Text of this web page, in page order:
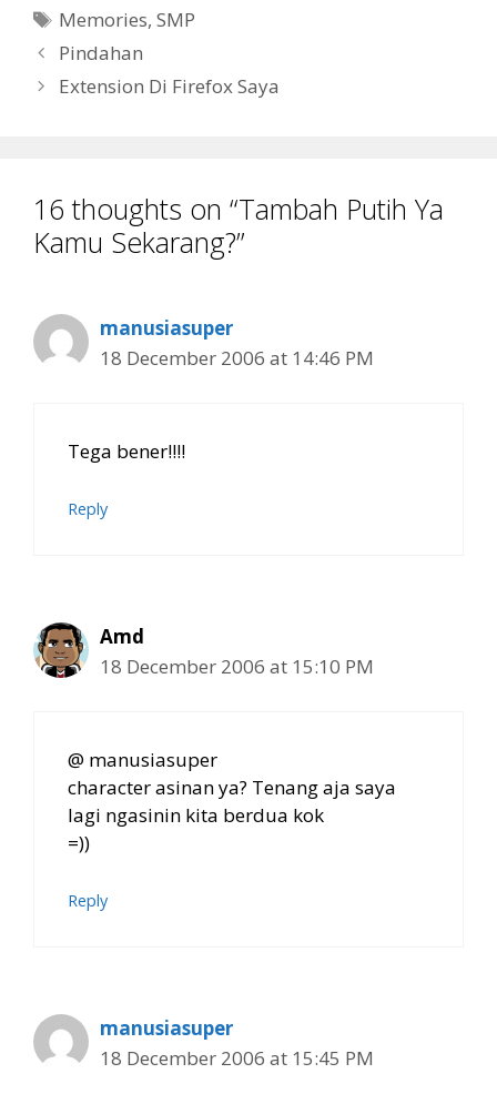
Tags
Memories,SMP
Pindahan
Extension Di Firefox Saya
16 thoughts on “Tambah Putih Ya
Kamu Sekarang?”
manusiasuper
18 December 2006 at 14:46 PM
Tega bener!!!!
Reply
Amd
18 December 2006 at 15:10 PM
@ manusiasuper
character asinan ya? Tenang aja saya
lagi ngasinin kita berdua kok
=))
Reply
manusiasuper
18 December 2006 at 15:45 PM